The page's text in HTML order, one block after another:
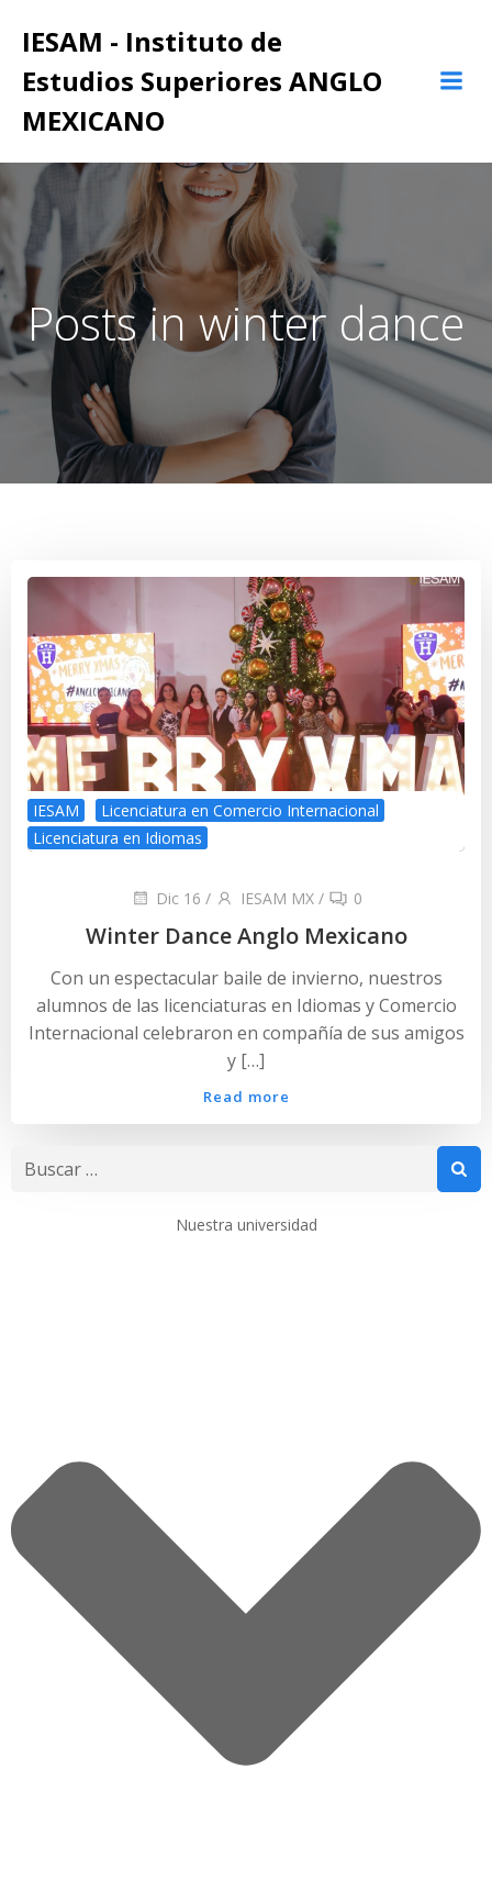
al
IESAM - Instituto de
Estudios Superiores ANGLO
MEXICANO
Posts in winter dance
IESAM
Licenciatura en Comercio Internacional
Licenciatura en Idiomas
Dic 16 / IESAM MX / 0
Winter Dance Anglo Mexicano
Con un espectacular baile de invierno, nuestros
alumnos de las licenciaturas en Idiomas y Comercio
Internacional celebraron en compañía de sus amigos
y […]
Read more
Buscar:
Nuestra universidad